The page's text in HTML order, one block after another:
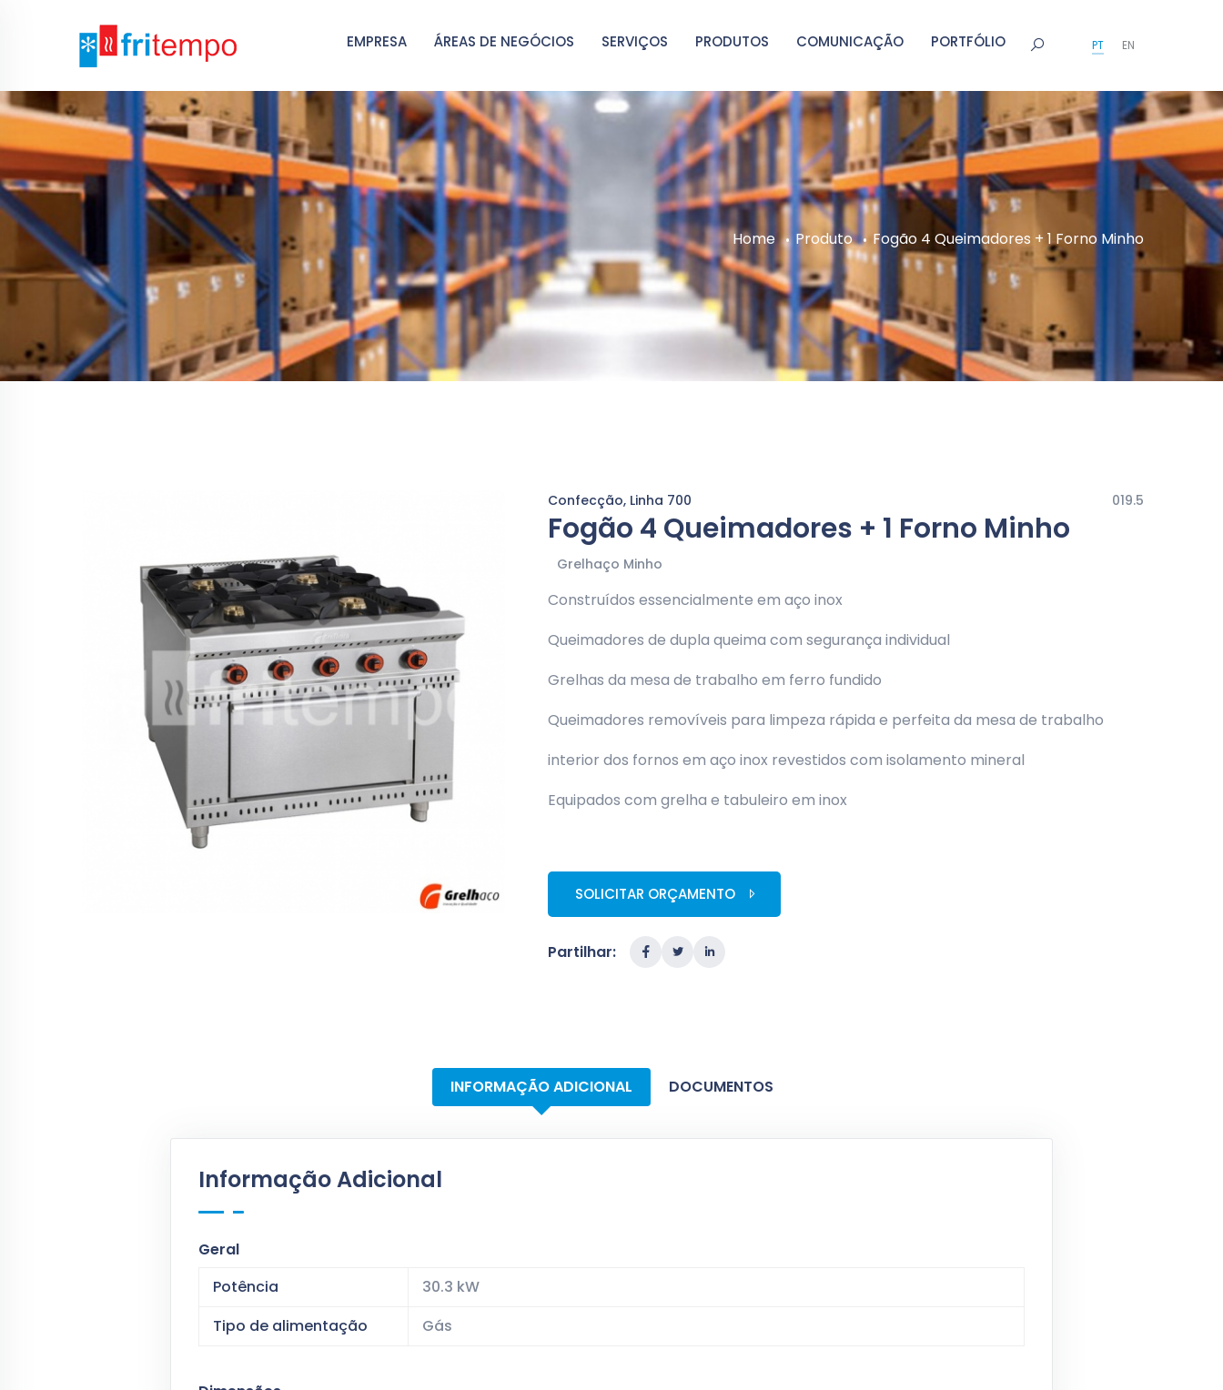
Home Produto Fogão 4 Queimadores + 1 Forno Minho
EMPRESA ÁREAS DE NEGÓCIOS SERVIÇOS PRODUTOS COMUNICAÇÃO PORTFÓLIO PT EN
Confecção, Linha 700 019.5
Fogão 4 Queimadores + 1 Forno Minho
Grelhaço Minho
Construídos essencialmente em aço inox
Queimadores de dupla queima com segurança individual
Grelhas da mesa de trabalho em ferro fundido
Queimadores removíveis para limpeza rápida e perfeita da mesa de trabalho
interior dos fornos em aço inox revestidos com isolamento mineral
Equipados com grelha e tabuleiro em inox
SOLICITAR ORÇAMENTO
Partilhar:
INFORMAÇÃO ADICIONAL DOCUMENTOS
Informação Adicional
Geral
Potência
30.3 kW
Tipo de alimentação
Gás